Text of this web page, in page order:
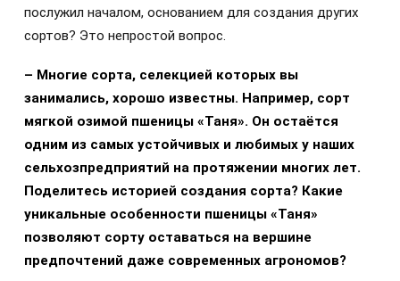
послужил началом, основанием для создания других
сортов? Это непростой вопрос.
– Многие сорта, селекцией которых вы
занимались, хорошо известны. Например, сорт
мягкой озимой пшеницы «Таня». Он остаётся
одним из самых устойчивых и любимых у наших
сельхозпредприятий на протяжении многих лет.
Поделитесь историей создания сорта? Какие
уникальные особенности пшеницы «Таня»
позволяют сорту оставаться на вершине
предпочтений даже современных агрономов?